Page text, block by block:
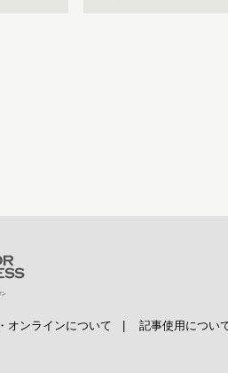
オンラインについて 記事使用につい